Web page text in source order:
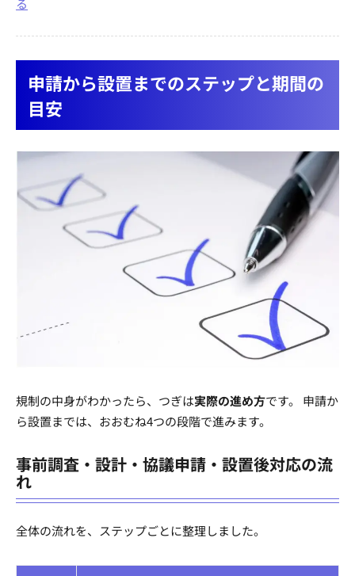
る
申請から設置までのステップと期間の
目安
規制の中身がわかったら、つぎは実際の進め方です。 申請か
ら設置までは、おおむね4つの段階で進みます。
事前調査・設計・協議申請・設置後対応の流
れ
全体の流れを、ステップごとに整理しました。